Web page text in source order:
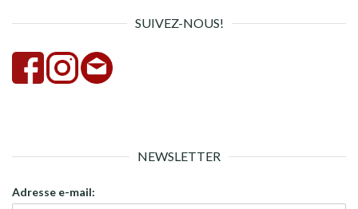
SUIVEZ-NOUS!
NEWSLETTER
Adresse e-mail: